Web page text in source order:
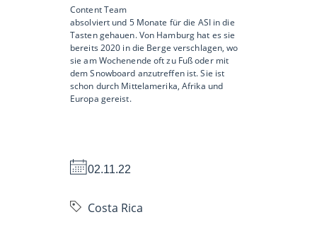
Content Team
absolviert und 5 Monate für die ASI in die
Tasten gehauen. Von Hamburg hat es sie
bereits 2020 in die Berge verschlagen, wo
sie am Wochenende oft zu Fuß oder mit
dem Snowboard anzutreffen ist. Sie ist
schon durch Mittelamerika, Afrika und
Europa gereist.
02.11.22
Costa Rica